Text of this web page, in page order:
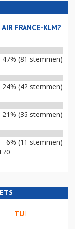
FRANCE-KLM?
47% (81 stemmen)
24% (42 stemmen)
21% (36 stemmen)
6% (11 stemmen)
TUI